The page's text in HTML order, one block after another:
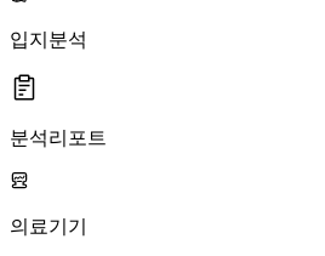
입지분석
분석리포트
의료기기